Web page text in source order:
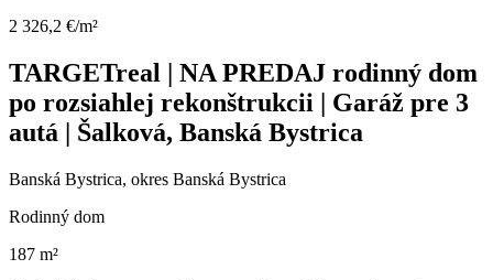
2 326,2 €/m²
TARGETreal | NA PREDAJ rodinný dom
po rozsiahlej rekonštrukcii | Garáž pre 3
autá | Šalková, Banská Bystrica
Banská Bystrica, okres Banská Bystrica
Rodinný dom
187 m²